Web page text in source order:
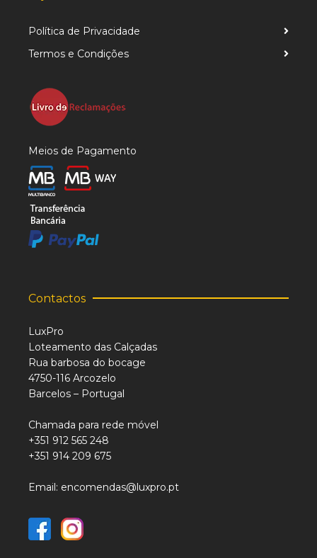
Política de Privacidade
Termos e Condições
Meios de Pagamento
Contactos
LuxPro
Loteamento das Calçadas
Rua barbosa do bocage
4750-116 Arcozelo
Barcelos – Portugal
Chamada para rede móvel
+351 912 565 248
+351 914 209 675
Email: encomendas@luxpro.pt